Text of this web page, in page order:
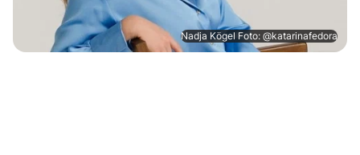
Nadja Kögel Foto: @katarinafedora